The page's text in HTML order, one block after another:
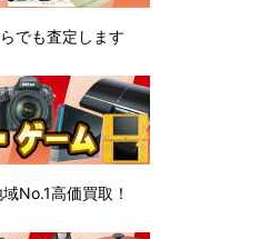
でも査定します
No.1高価買取！